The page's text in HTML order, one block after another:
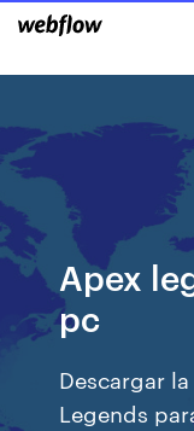
Apex
pc
Descargar
Legends